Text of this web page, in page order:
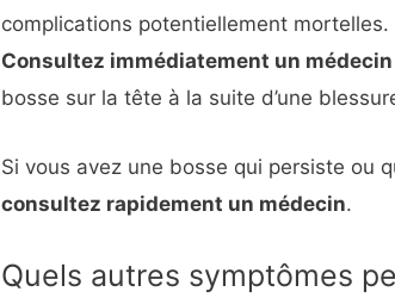
complications potentiellement mortelles.
Consultez immédiatement un médecin
bosse sur la tête à la suite d’une
Si vous avez une bosse qui persiste ou
consultez rapidement un médecin.
Quels autres symptômes